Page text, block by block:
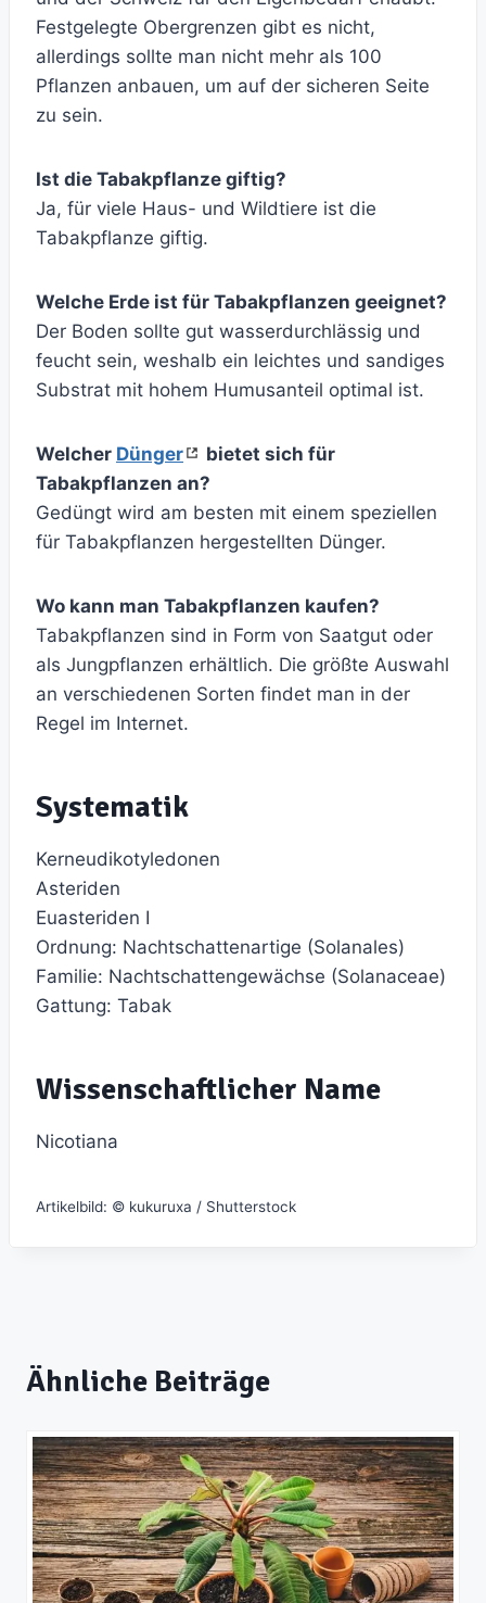
Festgelegte Obergrenzen gibt es nicht,
allerdings sollte man nicht mehr als 100
Pflanzen anbauen, um auf der sicheren Seite
zu sein.
Ist die Tabakpflanze giftig?
Ja, für viele Haus- und Wildtiere ist die
Tabakpflanze giftig.
Welche Erde ist für Tabakpflanzen geeignet?
Der Boden sollte gut wasserdurchlässig und
feucht sein, weshalb ein leichtes und sandiges
Substrat mit hohem Humusanteil optimal ist.
Welcher Dünger
bietet sich für
Tabakpflanzen an?
Gedüngt wird am besten mit einem speziellen
für Tabakpflanzen hergestellten Dünger.
Wo kann man Tabakpflanzen kaufen?
Tabakpflanzen sind in Form von Saatgut oder
als Jungpflanzen erhältlich. Die größte Auswahl
an verschiedenen Sorten findet man in der
Regel im Internet.
Systematik
Kerneudikotyledonen
Asteriden
Euasteriden I
Ordnung: Nachtschattenartige (Solanales)
Familie: Nachtschattengewächse (Solanaceae)
Gattung: Tabak
Wissenschaftlicher Name
Nicotiana
Artikelbild: © kukuruxa / Shutterstock
Ähnliche Beiträge